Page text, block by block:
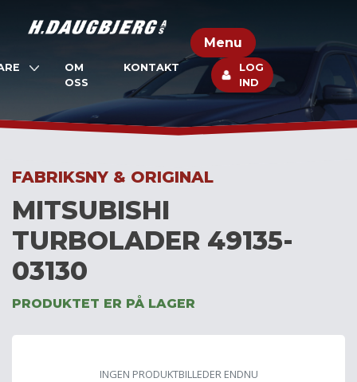
Menu
OM
OSS
KONTAKT
LOG
IND
FABRIKSNY & ORIGINAL
MITSUBISHI
TURBOLADER 49135-
03130
PRODUKTET ER PÅ LAGER
INGEN PRODUKTBILLEDER ENDNU